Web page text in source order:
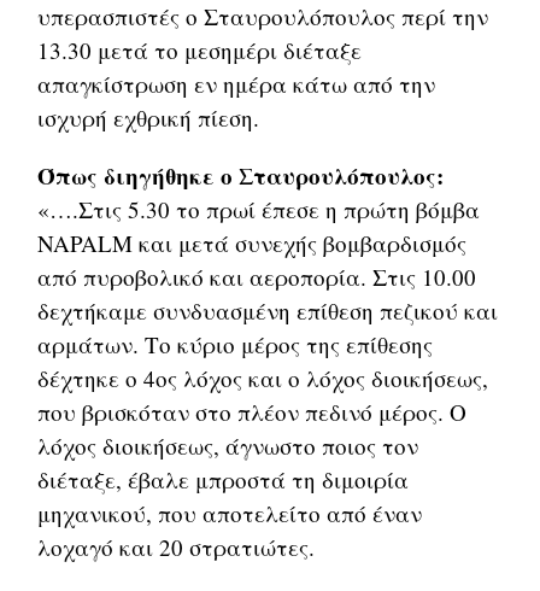
υπερασπιστές ο Σταυρουλόπουλος περί την
13.30 μετά το μεσημέρι διέταξε
απαγκίστρωση εν ημέρα κάτω από την
ισχυρή εχθρική πίεση.
Όπως διηγήθηκε ο Σταυρουλόπουλος:
«….Στις 5.30 το πρωί έπεσε η πρώτη βόμβα
NAPALM και μετά συνεχής βομβαρδισμός
από πυροβολικό και αεροπορία. Στις 10.00
δεχτήκαμε συνδυασμένη επίθεση πεζικού και
αρμάτων. Το κύριο μέρος της επίθεσης
δέχτηκε ο 4ος λόχος και ο λόχος διοικήσεως,
που βρισκόταν στο πλέον πεδινό μέρος. Ο
λόχος διοικήσεως, άγνωστο ποιος τον
διέταξε, έβαλε μπροστά τη διμοιρία
μηχανικού, που αποτελείτο από έναν
λοχαγό και 20 στρατιώτες.